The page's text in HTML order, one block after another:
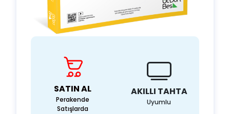
SATIN AL
Perakende
Satışlarda
AKILLI TAHTA
Uyumlu